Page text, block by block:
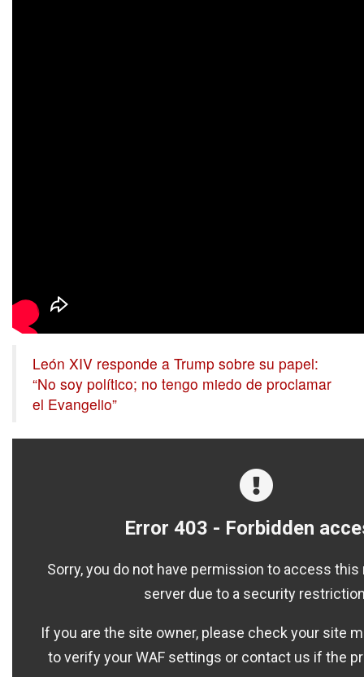
León XIV responde a Trump sobre su papel:
“No soy político; no tengo miedo de proclamar
el Evangelio”